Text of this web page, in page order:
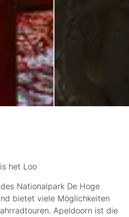
het Loo
Nationalpark De Hoge
bietet viele Möglichkeiten
Apeldoorn ist die